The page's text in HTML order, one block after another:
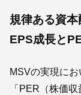
規律ある資
EPS成長と
MSVの実現に
「PER（株価